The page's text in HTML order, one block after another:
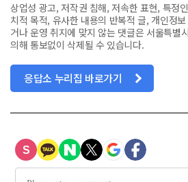
상업성 광고, 저작권 침해, 저속한 표현, 특정
치적 목적, 유사한 내용의 반복적 글, 개인정
거나 운영 취지에 맞지 않는 댓글은 서울특별
의해 통보없이 삭제될 수 있습니다.
응답소 누리집 바로가기